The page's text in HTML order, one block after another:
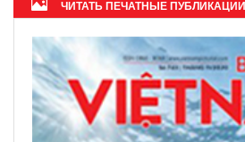
ЧИТАТЬ ПЕЧАТНЫЕ ПУБЛИКАЦИИ